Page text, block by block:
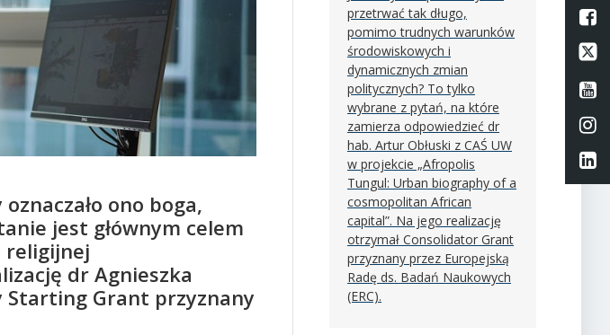
ono boga,
jest głównym celem
religijnej
dr Agnieszka
Starting Grant przyznany
przetrwać tak długo,
pomimo trudnych warunków
środowiskowych i
dynamicznych zmian
politycznych? To tylko
wybrane z pytań, na które
zamierza odpowiedzieć dr
hab. Artur Obłuski z CAŚ UW
w projekcie „Afropolis
Tungul: Urban biography of a
cosmopolitan African
capital”. Na jego realizację
otrzymał Consolidator Grant
przyznany przez Europejską
Radę ds. Badań Naukowych
(ERC).